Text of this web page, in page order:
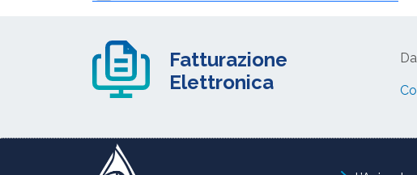
Fatturazione
Elettronica